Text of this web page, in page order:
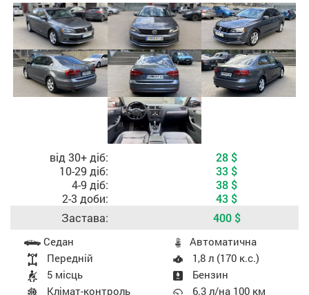
Вартість, залежно від періоду оренди
від 30+ діб: 28 $
10-29 діб:
33 $
4-9 діб:
38 $
2-3 доби:
43 $
Застава:
400 $
Характеристики авто
Седан
Aвтоматична
Передній
1,8 л (170 к.с.)
5 місць
Бензин
Клімат-контроль
6.3 л/на 100 км